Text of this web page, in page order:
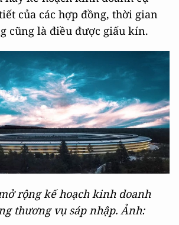
của các hợp đồng, thời gian
cũng là điều được giấu kín.
rộng kế hoạch kinh doanh
thương vụ sáp nhập. Ảnh: